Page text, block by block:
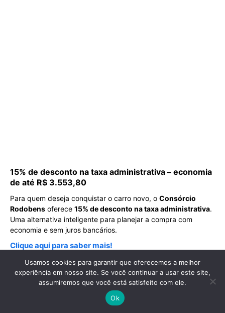
15% de desconto na taxa administrativa – economia
de até R$ 3.553,80
Para quem deseja conquistar o carro novo, o Consórcio
Rodobens oferece 15% de desconto na taxa administrativa.
Uma alternativa inteligente para planejar a compra com
economia e sem juros bancários.
Clique aqui para saber mais!
Usamos cookies para garantir que oferecemos a melhor
experiência em nosso site. Se você continuar a usar este site,
assumiremos que você está satisfeito com ele.
Ok